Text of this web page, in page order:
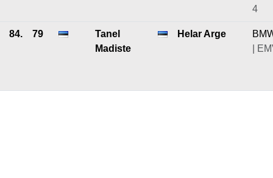
4
84. 79
Tanel
Madiste
Helar Arge
|